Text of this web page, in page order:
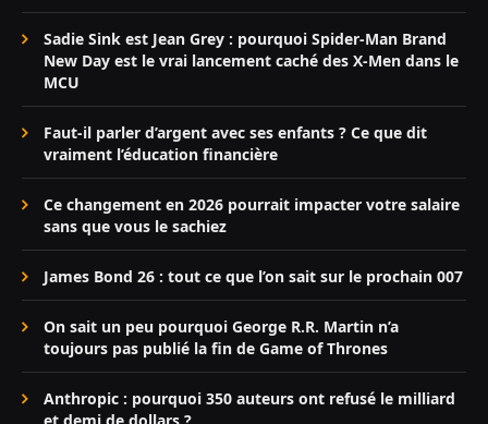
Sadie Sink est Jean Grey : pourquoi Spider-Man Brand
New Day est le vrai lancement caché des X-Men dans le
MCU
Faut-il parler d’argent avec ses enfants ? Ce que dit
vraiment l’éducation financière
Ce changement en 2026 pourrait impacter votre salaire
sans que vous le sachiez
James Bond 26 : tout ce que l’on sait sur le prochain 007
On sait un peu pourquoi George R.R. Martin n’a
toujours pas publié la fin de Game of Thrones
Anthropic : pourquoi 350 auteurs ont refusé le milliard